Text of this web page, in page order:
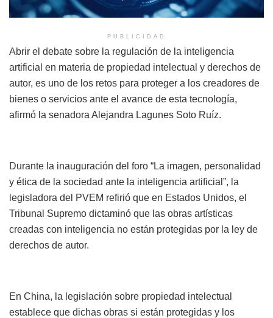
PUBLICIDAD
Abrir el debate sobre la regulación de la inteligencia
artificial en materia de propiedad intelectual y derechos de
autor, es uno de los retos para proteger a los creadores de
bienes o servicios ante el avance de esta tecnología,
afirmó la senadora Alejandra Lagunes Soto Ruíz.
Durante la inauguración del foro “La imagen, personalidad
y ética de la sociedad ante la inteligencia artificial”, la
legisladora del PVEM refirió que en Estados Unidos, el
Tribunal Supremo dictaminó que las obras artísticas
creadas con inteligencia no están protegidas por la ley de
derechos de autor.
En China, la legislación sobre propiedad intelectual
establece que dichas obras si están protegidas y los